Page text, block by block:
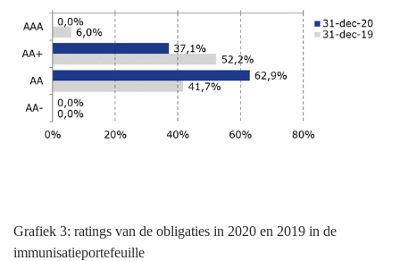
Obligatieportefeuille
Grafiek 3: ratings van de obligaties in 2020 en 2019 in de
immunisatieportefeuille